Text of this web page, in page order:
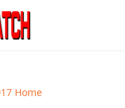
Home